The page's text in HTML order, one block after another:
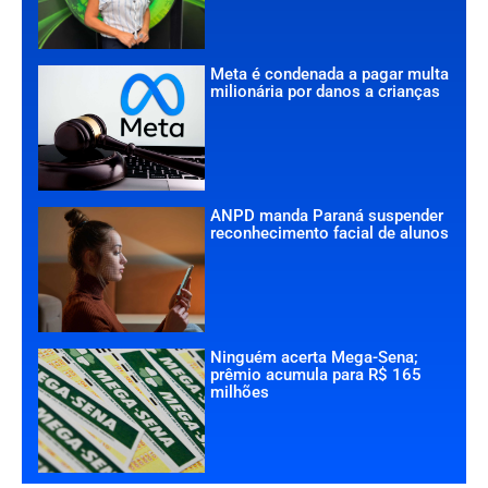
Meta é condenada a pagar multa
milionária por danos a crianças
ANPD manda Paraná suspender
reconhecimento facial de alunos
Ninguém acerta Mega-Sena;
prêmio acumula para R$ 165
milhões